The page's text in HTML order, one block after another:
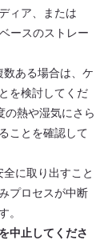
ィア、または
ースのストレー
数ある場合は、ケ
を検討してくだ
の熱や湿気にさら
ことを確認して
全に取り出すこと
プロセスが中断
。
中止してくださ